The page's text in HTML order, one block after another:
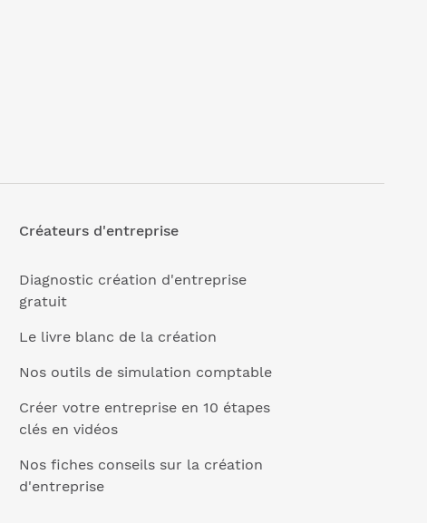
Créateurs d'entreprise
Diagnostic création d'entreprise
gratuit
Le livre blanc de la création
Nos outils de simulation comptable
Créer votre entreprise en 10 étapes
clés en vidéos
Nos fiches conseils sur la création
d'entreprise